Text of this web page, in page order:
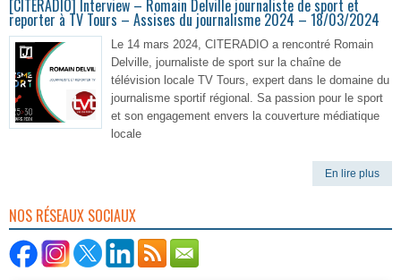
[CITERADIO] Interview – Romain Delville journaliste de sport et
reporter à TV Tours – Assises du journalisme 2024 – 18/03/2024
Le 14 mars 2024, CITERADIO a rencontré Romain
Delville, journaliste de sport sur la chaîne de
télévision locale TV Tours, expert dans le domaine du
journalisme sportif régional. Sa passion pour le sport
et son engagement envers la couverture médiatique
locale
En lire plus
NOS RÉSEAUX SOCIAUX